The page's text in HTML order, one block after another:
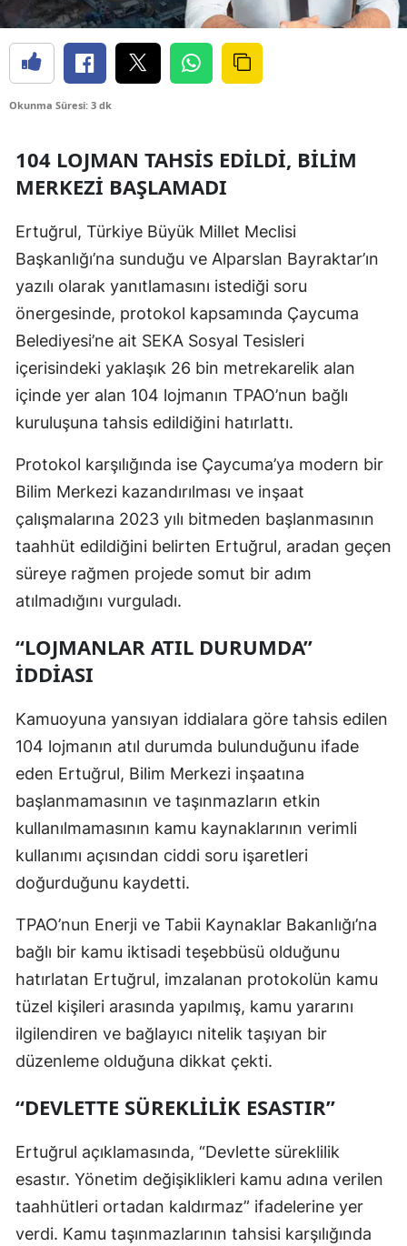
Okunma Süresi: 3 dk
104 LOJMAN TAHSIS EDILDI, BILIM
MERKEZI BAŞLAMADI
Ertuğrul, Türkiye Büyük Millet Meclisi
Başkanlığı’na sunduğu ve Alparslan Bayraktar’ın
yazılı olarak yanıtlamasını istediği soru
önergesinde, protokol kapsamında Çaycuma
Belediyesi’ne ait SEKA Sosyal Tesisleri
içerisindeki yaklaşık 26 bin metrekarelik alan
içinde yer alan 104 lojmanın TPAO’nun bağlı
kuruluşuna tahsis edildiğini hatırlattı.
Protokol karşılığında ise Çaycuma’ya modern bir
Bilim Merkezi kazandırılması ve inşaat
çalışmalarına 2023 yılı bitmeden başlanmasının
taahhüt edildiğini belirten Ertuğrul, aradan geçen
süreye rağmen projede somut bir adım
atılmadığını vurguladı.
“LOJMANLAR ATIL DURUMDA”
İDDIASI
Kamuoyuna yansıyan iddialara göre tahsis edilen
104 lojmanın atıl durumda bulunduğunu ifade
eden Ertuğrul, Bilim Merkezi inşaatına
başlanmamasının ve taşınmazların etkin
kullanılmamasının kamu kaynaklarının verimli
kullanımı açısından ciddi soru işaretleri
doğurduğunu kaydetti.
TPAO’nun Enerji ve Tabii Kaynaklar Bakanlığı’na
bağlı bir kamu iktisadi teşebbüsü olduğunu
hatırlatan Ertuğrul, imzalanan protokolün kamu
tüzel kişileri arasında yapılmış, kamu yararını
ilgilendiren ve bağlayıcı nitelik taşıyan bir
düzenleme olduğuna dikkat çekti.
“DEVLETTE SÜREKLILIK ESASTIR”
Ertuğrul açıklamasında, “Devlette süreklilik
esastır. Yönetim değişiklikleri kamu adına verilen
taahhütleri ortadan kaldırmaz” ifadelerine yer
verdi. Kamu taşınmazlarının tahsisi karşılığında